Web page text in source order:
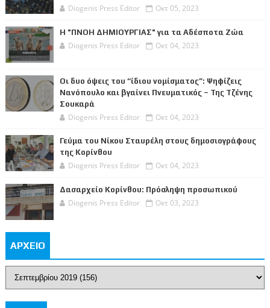
Diogenis Press Editor Οκτ 05, 2023
Η "ΠΝΟΗ ΔΗΜΙΟΥΡΓΙΑΣ" για τα Αδέσποτα Ζώα
Diogenis Press Editor Οκτ 04, 2023
Οι δυο όψεις του “ίδιου νομίσματος”: Ψηφίζεις
Νανόπουλο και βγαίνει Πνευματικός – Της Τζένης
Σουκαρά
Diogenis Press Editor Οκτ 04, 2023
Γεύμα του Νίκου Σταυρέλη στους δημοσιογράφους
της Κορίνθου
Diogenis Press Editor Οκτ 04, 2023
Δασαρχείο Κορίνθου: Πρόσληψη προσωπικού
Diogenis Press Editor Οκτ 03, 2023
ΑΡΧΕΙΟ